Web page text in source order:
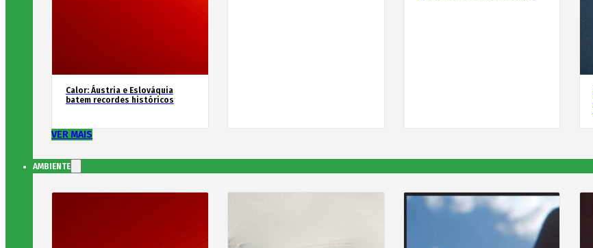
Calor: Áustria e Eslováquia
batem recordes históricos
VER MAIS
AMBIENTE